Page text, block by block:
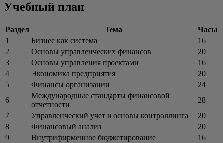
Учебный план
Раздел Тема
Часы
1
Бизнес как система
16
2
Основы управленческих финансов
20
3
Основы управления проектами
16
4
Экономика предприятия
20
5
Финансы организации
24
6
Международные стандарты финансовой
отчетности
28
7
Управленческий учет и основы контроллинга
20
8
Финансовый анализ
20
9
Внутрифирменное бюджетирование
16